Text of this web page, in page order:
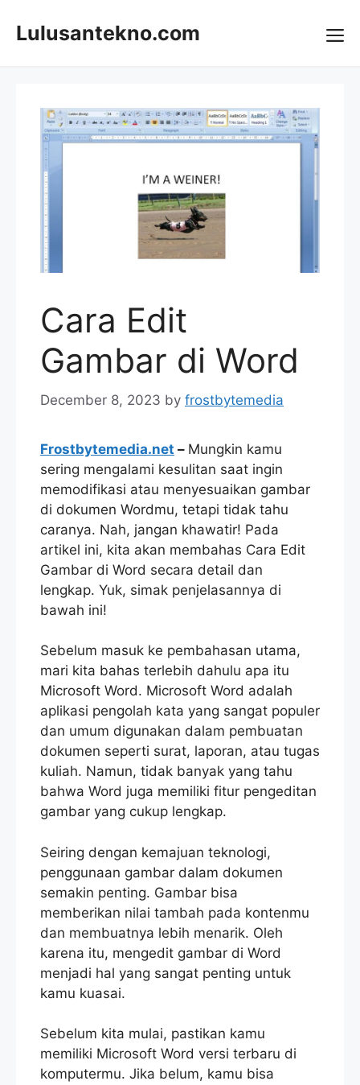
Lulusantekno.com
Cara Edit
Gambar di Word
December 8, 2023 by frostbytemedia
Frostbytemedia.net – Mungkin kamu
sering mengalami kesulitan saat ingin
memodifikasi atau menyesuaikan gambar
di dokumen Wordmu, tetapi tidak tahu
caranya. Nah, jangan khawatir! Pada
artikel ini, kita akan membahas Cara Edit
Gambar di Word secara detail dan
lengkap. Yuk, simak penjelasannya di
bawah ini!
Sebelum masuk ke pembahasan utama,
mari kita bahas terlebih dahulu apa itu
Microsoft Word. Microsoft Word adalah
aplikasi pengolah kata yang sangat populer
dan umum digunakan dalam pembuatan
dokumen seperti surat, laporan, atau tugas
kuliah. Namun, tidak banyak yang tahu
bahwa Word juga memiliki fitur pengeditan
gambar yang cukup lengkap.
Seiring dengan kemajuan teknologi,
penggunaan gambar dalam dokumen
semakin penting. Gambar bisa
memberikan nilai tambah pada kontenmu
dan membuatnya lebih menarik. Oleh
karena itu, mengedit gambar di Word
menjadi hal yang sangat penting untuk
kamu kuasai.
Sebelum kita mulai, pastikan kamu
memiliki Microsoft Word versi terbaru di
komputermu. Jika belum, kamu bisa